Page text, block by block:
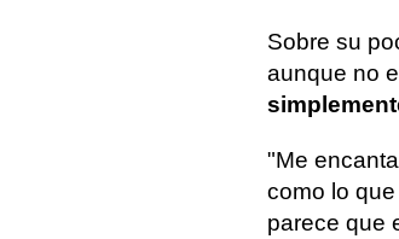
Sobre su
aunque no
"Me
como lo
parece que